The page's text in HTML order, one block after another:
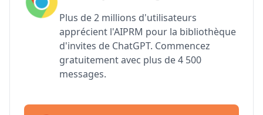
Plus de 2 millions d'utilisateurs
apprécient l'AIPRM pour la bibliothèque
d'invites de ChatGPT. Commencez
gratuitement avec plus de 4 500
messages.